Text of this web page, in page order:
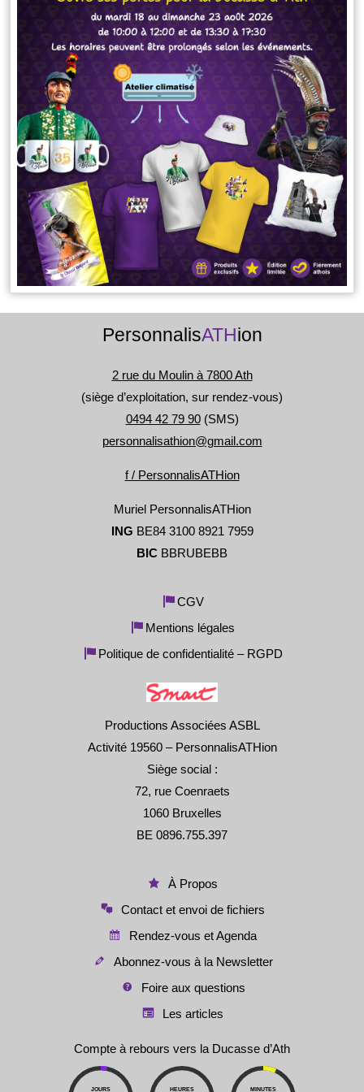
PersonnalisATHion
2 rue du Moulin à 7800 Ath
(siège d’exploitation, sur rendez-vous)
0494 42 79 90(SMS)
personnalisathion@gmail.com
f / PersonnalisATHion
Muriel PersonnalisATHion
ING BE84 3100 8921 7959
BIC BBRUBEBB
CGV
Mentions légales
Politique de confidentialité – RGPD
Productions Associées ASBL
Activité 19560 – PersonnalisATHion
Siège social :
72, rue Coenraets
1060 Bruxelles
BE 0896.755.397
À Propos
Contact et envoi de fichiers
Rendez-vous et Agenda
Abonnez-vous à la Newsletter
Foire aux questions
Les articles
Compte à rebours vers la Ducasse d’Ath
JOURS HEURES MINUTES